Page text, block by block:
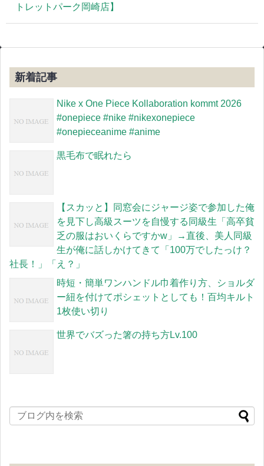
トレットパーク岡崎店】
新着記事
Nike x One Piece Kollaboration kommt 2026
#onepiece #nike #nikexonepiece
#onepieceanime #anime
黒毛布で眠れたら
【スカッと】同窓会にジャージ姿で参加した俺
を見下し高級スーツを自慢する同級生「高卒貧
乏の服はおいくらですかw」→直後、美人同級
生が俺に話しかけてきて「100万でしたっけ？
社長！」「え？」
時短・簡単ワンハンドル巾着作り方、ショルダ
ー紐を付けてポシェットとしても！百均キルト
1枚使い切り
世界でバズった箸の持ち方Lv.100